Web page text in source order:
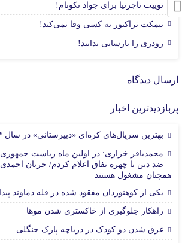
توییت تاجرنیا برای جواد نکونام!
نیمکت تراکتور به کسی وفا نمی‌کند!
رودری را بارسایی بدانید!
ارسال دیدگاه
پربازدیدترین اخبار
بهترین سریال‌های کره‌ای «دبیرستانی» در سال ۲۰۲۴
محمدباقر خرازی: در اولین ماه ریاست جمهوری
ضد دین با چهره نفاق اعلام کردم/ جریان
همچنان مشغول هستند
یکی از کوهنوردان مفقود شده در قله دماوند
راهکار جلوگیری از خاکستری شدن موها
غرق شدن دو کودک در دریاچه پارک جنگلی